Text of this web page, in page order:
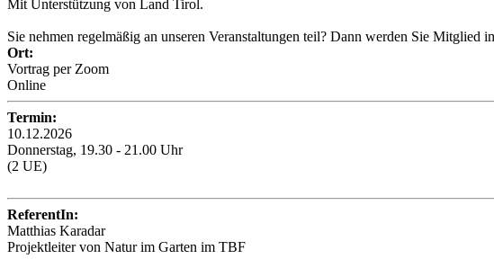
Mit Unterstützung von Land Tirol.
Sie nehmen regelmäßig an unseren Veranstaltungen teil? Dann werden Sie
Ort:
Vortrag per Zoom
Online
Termin:
10.12.2026
Donnerstag, 19.30 - 21.00 Uhr
(2 UE)
ReferentIn:
Matthias Karadar
Projektleiter von Natur im Garten im TBF